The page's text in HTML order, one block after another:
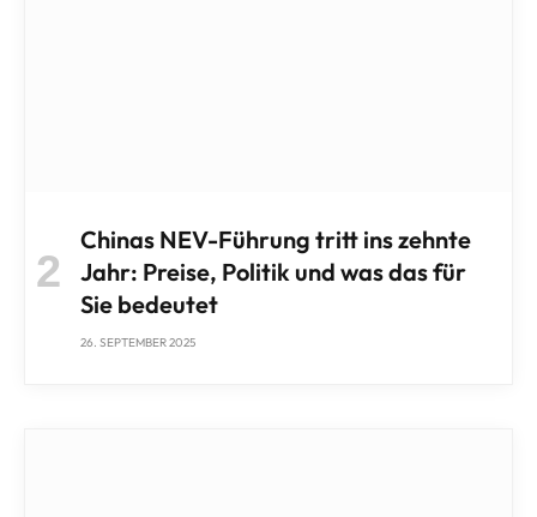
Chinas NEV-Führung tritt ins zehnte
Jahr: Preise, Politik und was das für
Sie bedeutet
26. SEPTEMBER 2025